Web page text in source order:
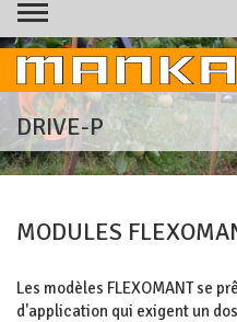
DRIVE-P
MODULES
Les modèles FLEXOMANT se
d'application qui exigent un